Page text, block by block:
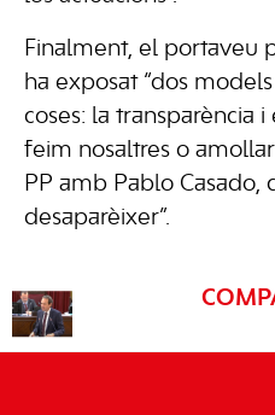
Finalment, el portaveu
ha exposat “dos
coses: la transparència
feim nosaltres o
PP amb Pablo Casado,
desaparèixer”.